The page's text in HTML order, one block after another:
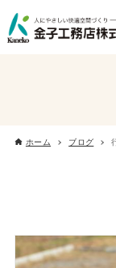
ホーム ブログ